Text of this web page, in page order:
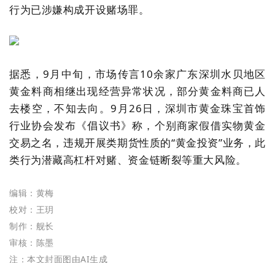
行为已涉嫌构成开设赌场罪。
据悉，9 月中旬，市场传言10余家广东深圳水贝地区
黄金料商相继出现经营异常状况，部分黄金料商已人
去楼空，不知去向。9 月26日，深圳市黄金珠宝首饰
行业协会发布《倡议书》称，个别商家假借实物黄金
交易之名，违规开展类期货性质的“黄金投资”业务，此
类行为潜藏高杠杆对赌、资金链断裂等重大风险。
编辑：黄梅
校对：王玥
制作：舰长
审核：陈墨
注：本文封面图由AI生成